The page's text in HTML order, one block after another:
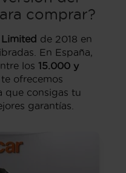
comprar?
de 2018 en
En España,
los 15.000 y
ofrecemos
que consigas tu
garantías.